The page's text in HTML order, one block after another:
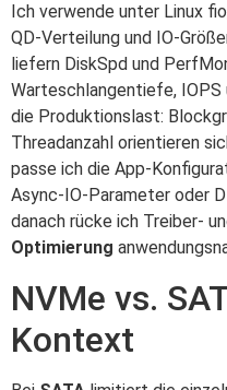
Ich verwende unter Linux
QD-Verteilung und IO-
liefern DiskSpd und
Warteschlangentiefe,
die Produktionslast:
Threadanzahl orientieren
passe ich die App-
Async-IO-Parameter oder
danach rücke ich Treiber-
Optimierung
NVMe vs.
Kontext